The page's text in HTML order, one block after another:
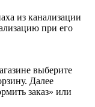
из канализации
при его
выберите
Далее
заказ» или